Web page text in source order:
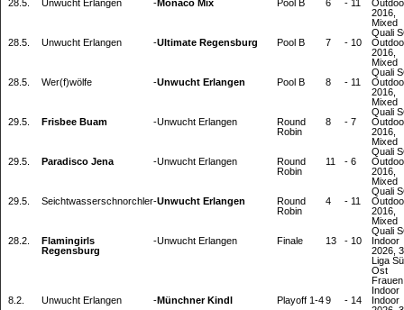
28.5.
Unwucht Erlangen -Monaco Mix Pool B 6 - 11
2016,
Mixed
Quali
28.5.
Unwucht Erlangen -Ultimate Regensburg Pool B 7 - 10
2016,
Mixed
Quali
28.5.
Wer(f)wölfe -Unwucht Erlangen Pool B 8 - 11
2016,
Mixed
Quali
29.5.
Frisbee Buam -Unwucht Erlangen
Round
Robin
8 - 7
2016,
Mixed
Quali
29.5.
Paradisco Jena -Unwucht Erlangen
Round
Robin
11 - 6
2016,
Mixed
Quali
29.5.
Seichtwasserschnorchler-Unwucht Erlangen
Round
Robin
4 - 11
2016,
Mixed
Quali
28.2.
Flamingirls
Regensburg
-Unwucht Erlangen Finale 13 - 10
Indoor
2026,
Liga
Ost
Indoor
8.2.
Unwucht Erlangen -Münchner Kindl Playoff 1-49 - 14
Indoor